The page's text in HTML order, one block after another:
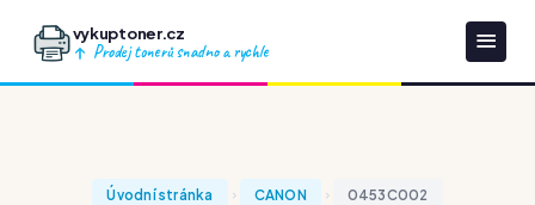
vykuptoner.cz
Prodej tonerů snadno a rychle
Úvodní stránka CANON 0453C002